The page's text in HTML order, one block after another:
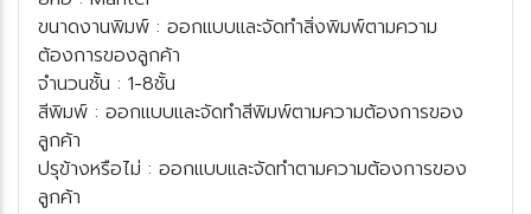
ขนาดงานพิมพ์ : ออกแบบและจัดทำสิ่งพิมพ์ตามความ
ต้องการของลูกค้า
จำนวนชั้น : 1-8ชั้น
สีพิมพ์ : ออกแบบและจัดทำสีพิมพ์ตามความต้องการของ
ลูกค้า
ปรุข้างหรือไม่ : ออกแบบและจัดทำตามความต้องการของ
ลูกค้า